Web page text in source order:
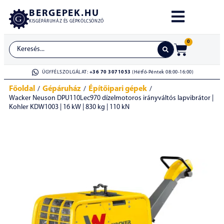
BERGEPEK.HU
KISGÉPÁRUHÁZ ÉS GÉPKÖLCSÖNZŐ
0
ÜGYFÉLSZOLGÁLAT: +36 70 3071053 (Hétfő-Péntek 08:00-16:00)
Főoldal / Gépáruház / Építőipari gépek /
Wacker Neuson DPU110Lec970 dízelmotoros irányváltós lapvibrátor |
Kohler KDW1003 | 16 kW | 830 kg | 110 kN